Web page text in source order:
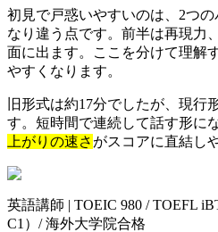
初見で戸惑いやすいのは、2つ
なり違う点です。前半は再現力
面に出ます。ここを分けて理解
やすくなります。
旧形式は約17分でしたが、現行
す。短時間で連続して話す形に
上がりの速さ がスコアに直結し
英語講師 | TOEIC 980 / TOEFL
C1）/ 海外大学院合格